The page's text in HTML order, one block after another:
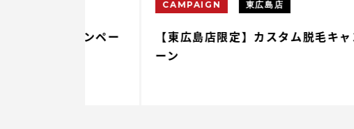
CAMPAIGN 東広島店
【東広島店限定】カスタム脱毛キャンペ